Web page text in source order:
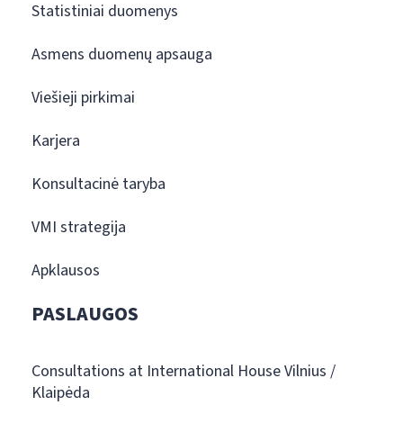
Statistiniai duomenys
Asmens duomenų apsauga
Viešieji pirkimai
Karjera
Konsultacinė taryba
VMI strategija
Apklausos
PASLAUGOS
Consultations at International House Vilnius /
Klaipėda